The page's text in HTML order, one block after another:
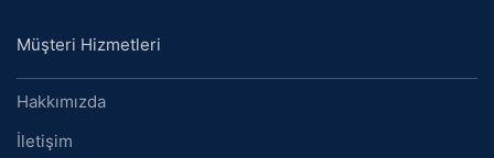
Müşteri Hizmetleri
Hakkımızda
İletişim